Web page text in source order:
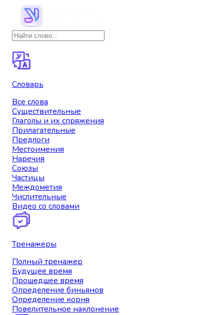
Словарь
Все слова
Существительные
Глаголы и их спряжения
Прилагательные
Предлоги
Местоимения
Наречия
Союзы
Частицы
Междометия
Числительные
Видео со словами
Тренажеры
Полный тренажер
Будущее время
Прошедшее время
Определение биньянов
Определение корня
Повелительное наклонение